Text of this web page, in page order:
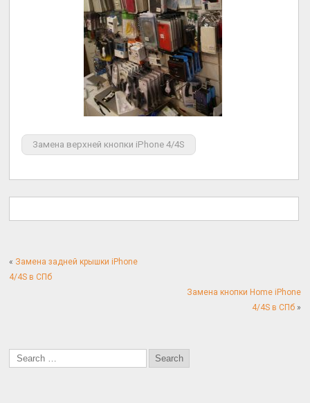
Замена верхней кнопки iPhone 4/4S
« Замена задней крышки iPhone
4/4S в СПб
Замена кнопки Home iPhone
4/4S в СПб»